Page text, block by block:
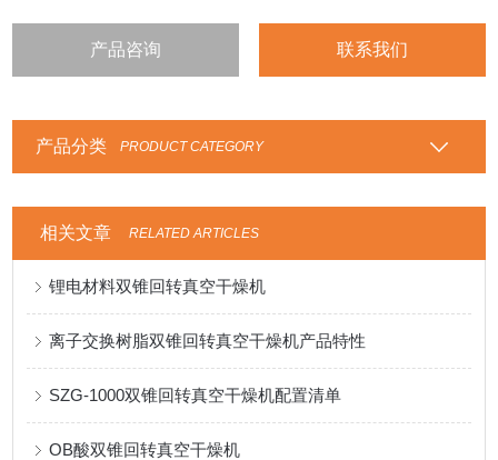
产品咨询 联系我们
产品分类 PRODUCT CATEGORY
相关文章 RELATED ARTICLES
锂电材料双锥回转真空干燥机
离子交换树脂双锥回转真空干燥机产品特性
SZG-1000双锥回转真空干燥机配置清单
OB酸双锥回转真空干燥机